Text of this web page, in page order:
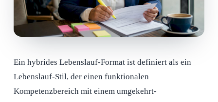
Ein hybrides Lebenslauf-Format ist definiert als ein
Lebenslauf-Stil, der einen funktionalen
Kompetenzbereich mit einem umgekehrt-